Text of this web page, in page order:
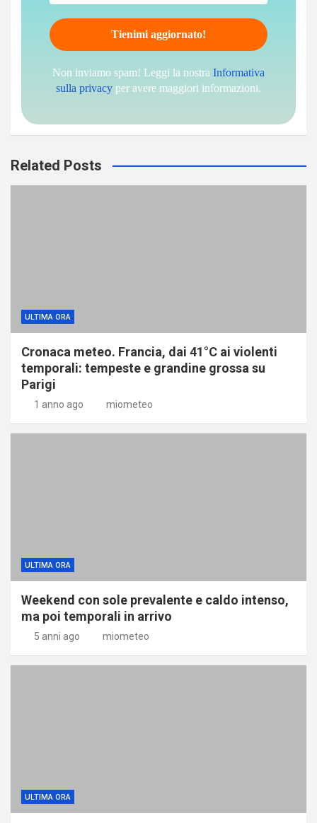
Non inviamo spam! Leggi la nostra Informativa
sulla privacy per avere maggiori informazioni.
Related Posts
ULTIMA ORA
Cronaca meteo. Francia, dai 41°C ai violenti
temporali: tempeste e grandine grossa su
Parigi
1 anno ago miometeo
ULTIMA ORA
Weekend con sole prevalente e caldo intenso,
ma poi temporali in arrivo
5 anni ago miometeo
ULTIMA ORA